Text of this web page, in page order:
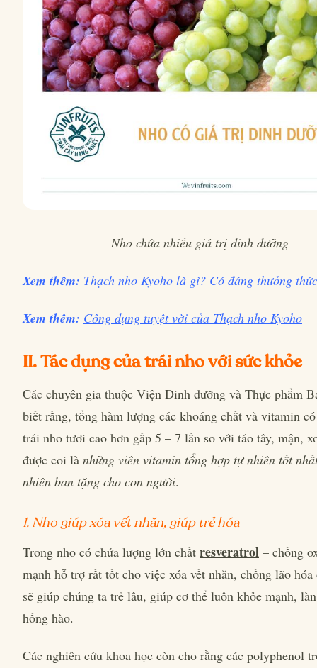
Nho chứa nhiều giá trị dinh dưỡng
Xem thêm: Thạch nho Kyoho là gì? Có đáng thưởng
Xem thêm: Công dụng tuyệt vời của Thạch nho Kyoho
II. Tác dụng của trái nho với sức khỏe
Các chuyên gia thuộc Viện Dinh dưỡng và Thực phẩm
biết rằng, tổng hàm lượng các khoáng chất và vitamin
trái nho tươi cao hơn gấp 5 – 7 lần so với táo tây, mận,
được coi là những viên vitamin tổng hợp tự nhiên tốt
nhiên ban tặng cho con người.
1. Nho giúp xóa vết nhăn, giúp trẻ hóa
Trong nho có chứa lượng lớn chất resveratrol – chống
mạnh hỗ trợ rất tốt cho việc xóa vết nhăn, chống lão
sẽ giúp chúng ta trẻ lâu, giúp cơ thể luôn khỏe mạnh,
hồng hào.
Các nghiên cứu khoa học còn cho rằng các polyphenol